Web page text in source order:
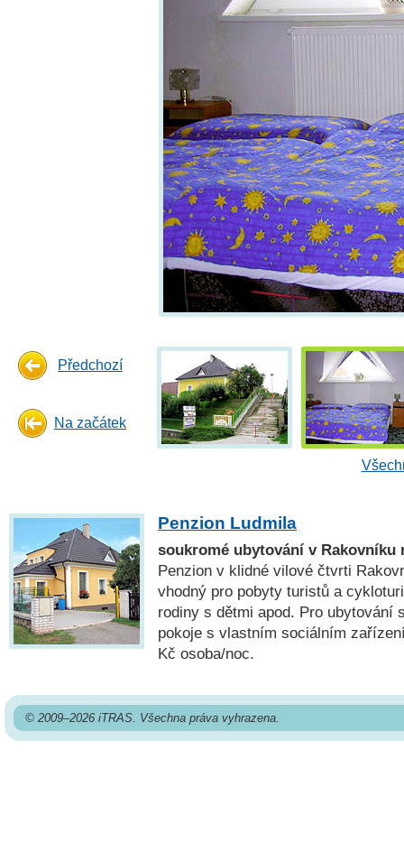
Předchozí
Na začátek
Penzion Ludmila
soukromé ubytování v Rakovníku
Penzion v klidné vilové čtvrti
vhodný pro pobyty turistů a
rodiny s dětmi apod. Pro ubytování
pokoje s vlastním sociálním
Kč osoba/noc.
© 2009–2026 iTRAS. Všechna práva vyhrazena.